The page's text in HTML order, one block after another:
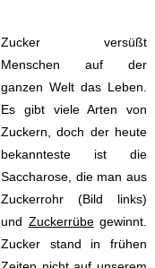
Zucker versüßt
Menschen auf der
ganzen Welt das Leben.
Es gibt viele Arten von
Zuckern, doch der heute
bekannteste ist die
Saccharose, die man aus
Zuckerrohr (Bild links)
und Zuckerrübegewinnt.
Zucker stand in frühen